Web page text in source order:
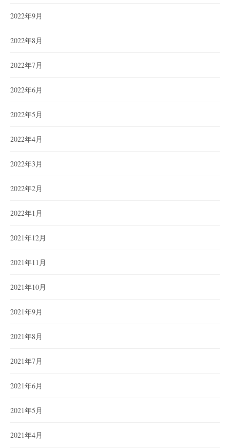
2022年9月
2022年8月
2022年7月
2022年6月
2022年5月
2022年4月
2022年3月
2022年2月
2022年1月
2021年12月
2021年11月
2021年10月
2021年9月
2021年8月
2021年7月
2021年6月
2021年5月
2021年4月